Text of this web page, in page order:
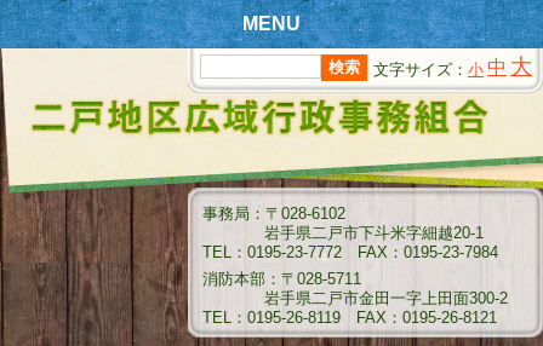
文字サイズ： 小 中 大
事務局：〒028-6102
岩手県二戸市下斗米字細越20-1
TEL：0195-23-7772 FAX：0195-23-7984
消防本部：〒028-5711
岩手県二戸市金田一字上田面300-2
TEL：0195-26-8119 FAX：0195-26-8121
MENU
新着情報
組合情報
消防情報
クリーンセンター情報